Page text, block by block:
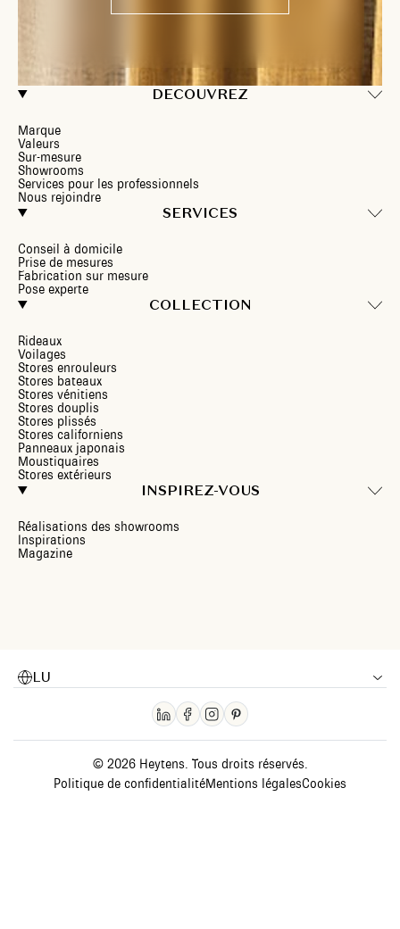
DECOUVREZ
Marque
Valeurs
Sur-mesure
Showrooms
Services pour les professionnels
Nous rejoindre
SERVICES
Conseil à domicile
Prise de mesures
Fabrication sur mesure
Pose experte
COLLECTION
Rideaux
Voilages
Stores enrouleurs
Stores bateaux
Stores vénitiens
Stores douplis
Stores plissés
Stores californiens
Panneaux japonais
Moustiquaires
Stores extérieurs
INSPIREZ-VOUS
Réalisations des showrooms
Inspirations
Magazine
LU
© 2026 Heytens. Tous droits réservés.
Politique de confidentialitéMentions légalesCookies